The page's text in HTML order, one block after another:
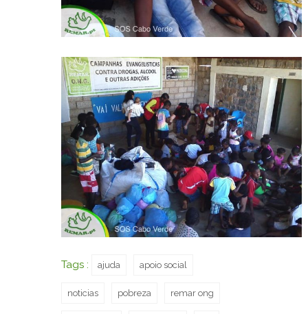
Tags : ajuda apoio social
noticias pobreza remar ong